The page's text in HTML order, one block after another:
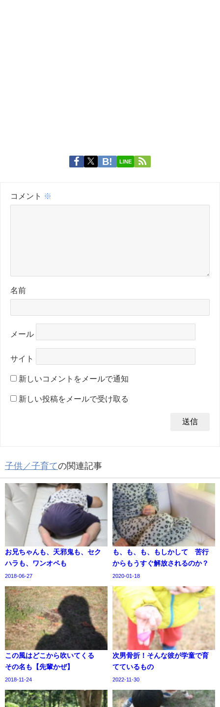
LINE
コメント ※
名前
メール
サイト
新しいコメントをメールで通知
新しい投稿をメールで受け取る
子供／子育ての関連記事
お兄ちゃんも、天邪鬼も、セク
ハラも、ワンオペも
2018-06-27
も、も、も、もしかして 苦行
からもうすぐ解放されるのか？
2020-01-18
この風はどこから吹いてくる
その名も【先輩かぜ】
2018-11-24
次男骨折！そんな彼が学童で育
てているもの
2022-11-30